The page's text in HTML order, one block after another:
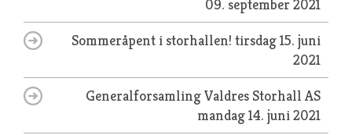
09. september 2021
Sommeråpent i storhallen! tirsdag 15. juni
2021
Generalforsamling Valdres Storhall AS
mandag 14. juni 2021